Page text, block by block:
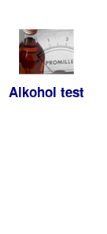
Alkohol test